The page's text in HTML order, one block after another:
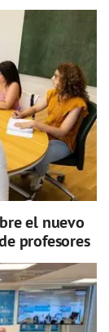
el nuevo
profesores